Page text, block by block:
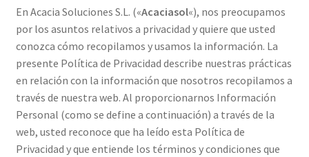
En Acacia Soluciones S.L. («Acaciasol«), nos preocupamos
por los asuntos relativos a privacidad y quiere que usted
conozca cómo recopilamos y usamos la información. La
presente Política de Privacidad describe nuestras prácticas
en relación con la información que nosotros recopilamos a
través de nuestra web. Al proporcionarnos Información
Personal (como se define a continuación) a través de la
web, usted reconoce que ha leído esta Política de
Privacidad y que entiende los términos y condiciones que